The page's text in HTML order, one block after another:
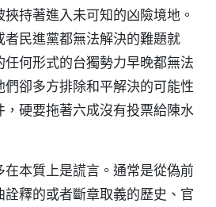
持著進入未可知的凶險境地。
民進黨都無法解決的難題就
何形式的台獨勢力早晚都無法
卻多方排除和平解決的可能性
硬要拖著六成沒有投票給陳水
本質上是謊言。通常是從偽前
釋的或者斷章取義的歷史、官